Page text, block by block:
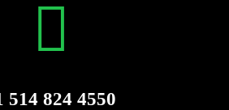
4550 824 514 1 +